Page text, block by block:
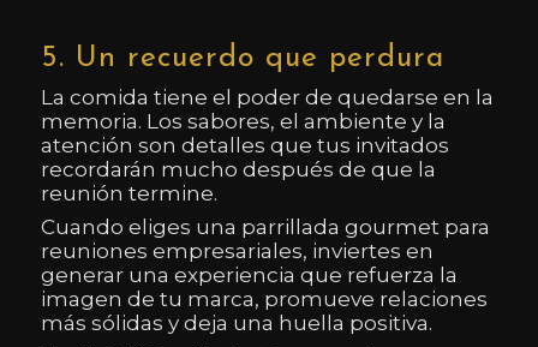
5. Un recuerdo que perdura
La comida tiene el poder de quedarse en la
memoria. Los sabores, el ambiente y la
atención son detalles que tus invitados
recordarán mucho después de que la
reunión termine.
Cuando eliges una parrillada gourmet para
reuniones empresariales, inviertes en
generar una experiencia que refuerza la
imagen de tu marca, promueve relaciones
más sólidas y deja una huella positiva.